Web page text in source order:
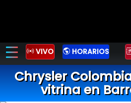
VIVO HORARIOS
Chrysler
vitrina en